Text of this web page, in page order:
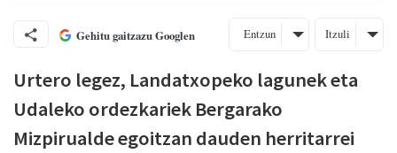
Gehitu gaitzazu Googlen Entzun Itzuli
Urtero legez, Landatxopeko lagunek eta
Udaleko ordezkariek Bergarako
Mizpirualde egoitzan dauden herritarrei